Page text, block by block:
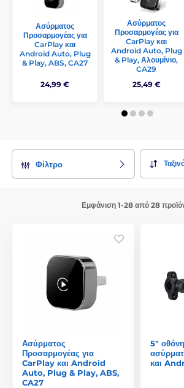
Ασύρματος
Προσαρμογέας για
CarPlay και
Android Auto, Plug
& Play, ABS, CA27
24,99 €
Ασύρματος
Προσαρμογέας για
CarPlay και
Android Auto, Plug
& Play, Αλουμίνιο,
CA29
25,49 €
Φίλτρο
Εμφάνιση 1-28 από 28
Ασύρματος
Προσαρμογέας για
CarPlay και Android
Auto, Plug & Play, ABS,
CA27
5"
και